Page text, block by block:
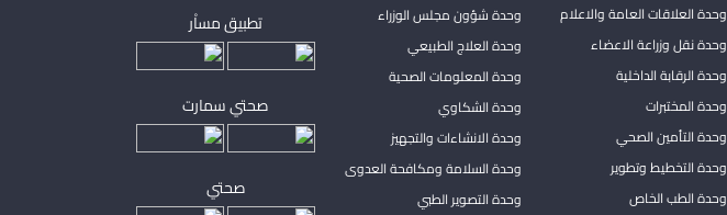
وحدة العلاقات العامة والاعلام
وحدة نقل وزراعة الاعضاء
وحدة الرقابة الداخلية
وحدة المختبرات
وحدة التأمين الصحي
وحدة التخطيط وتطوير
وحدة الطب الخاص
وحدة شؤون مجلس الوزراء
وحدة العلاج الطبيعي
وحدة المعلومات الصحية
وحدة الشكاوي
وحدة الانشاءات والتجهيز
وحدة السلامة ومكافحة العدوى
وحدة التصوير الطبي
تطبيق مساْر
صحتي سمارت
صحتي